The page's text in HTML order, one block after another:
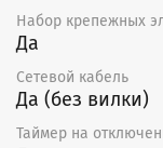
Набор крепежных
Да
Сетевой кабель
Да (без вилки)
Таймер на